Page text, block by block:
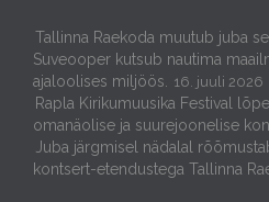
Tallinna Raekoda muutub juba
Suveooper kutsub nautima
ajaloolises miljöös.
16. juuli 2026
Rapla Kirikumuusika Festival
omanäolise ja suurejoonelise
Juba järgmisel nädalal
kontsert-etendustega Tallinna